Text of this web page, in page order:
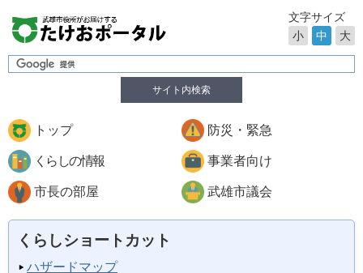
サイト内検索
文字サイズ
小
中 大
トップ 防災・緊急
くらしの情報 事業者向け
市長の部屋 武雄市議会
くらしショートカット
ハザードマップ